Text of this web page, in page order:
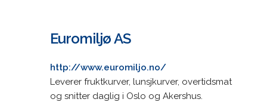
Euromiljø AS
http://www.euromiljo.no/
Leverer fruktkurver, lunsjkurver, overtidsmat
og snitter daglig i Oslo og Akershus.